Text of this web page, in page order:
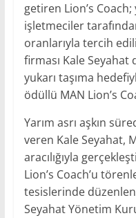
getiren Lion’s
işletmeciler
oranlarıyla tercih
firması Kale Seyahat
yukarı taşıma
ödüllü MAN Lion’s
Yarım asrı aşkın
veren Kale Seyahat,
aracılığıyla
Lion’s Coach’u
tesislerinde
Seyahat Yönetim